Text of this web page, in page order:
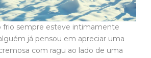
frio sempre esteve intimamente
já pensou em apreciar uma
com ragu ao lado de uma